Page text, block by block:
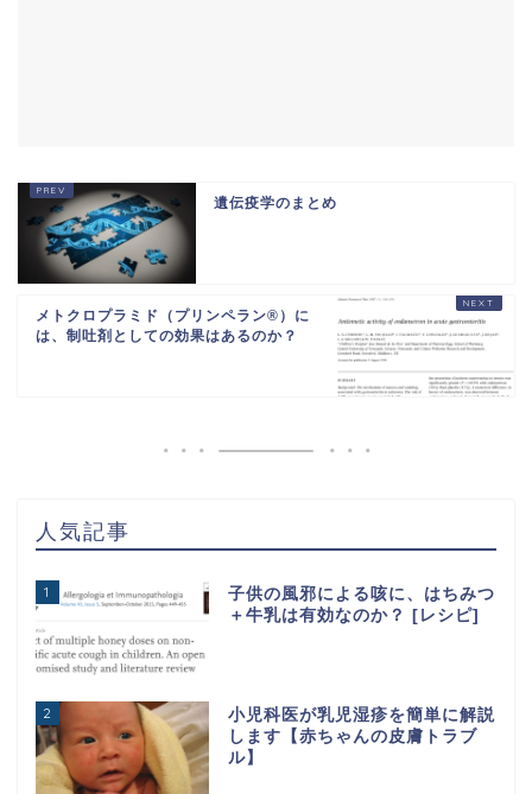
遺伝疫学のまとめ
メトクロプラミド（プリンペラン®︎）に
は、制吐剤としての効果はあるのか？
人気記事
1
子供の風邪による咳に、はちみつ
＋牛乳は有効なのか？ [レシピ]
2
小児科医が乳児湿疹を簡単に解説
します【赤ちゃんの皮膚トラブ
ル】